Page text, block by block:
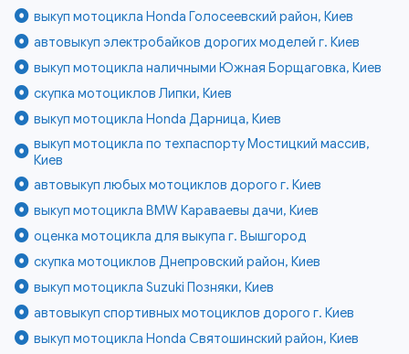
выкуп мотоцикла Honda Голосеевский район, Киев
автовыкуп электробайков дорогих моделей г. Киев
выкуп мотоцикла наличными Южная Борщаговка, Киев
скупка мотоциклов Липки, Киев
выкуп мотоцикла Honda Дарница, Киев
выкуп мотоцикла по техпаспорту Мостицкий массив,
Киев
автовыкуп любых мотоциклов дорого г. Киев
выкуп мотоцикла BMW Караваевы дачи, Киев
оценка мотоцикла для выкупа г. Вышгород
скупка мотоциклов Днепровский район, Киев
выкуп мотоцикла Suzuki Позняки, Киев
автовыкуп спортивных мотоциклов дорого г. Киев
выкуп мотоцикла Honda Святошинский район, Киев